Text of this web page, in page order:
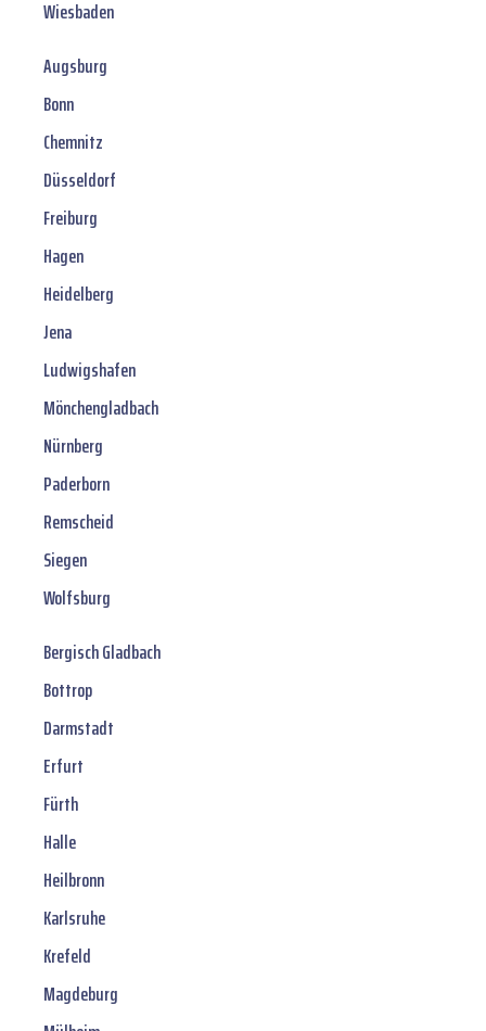
Wiesbaden
Augsburg
Bonn
Chemnitz
Düsseldorf
Freiburg
Hagen
Heidelberg
Jena
Ludwigshafen
Mönchengladbach
Nürnberg
Paderborn
Remscheid
Siegen
Wolfsburg
Bergisch Gladbach
Bottrop
Darmstadt
Erfurt
Fürth
Halle
Heilbronn
Karlsruhe
Krefeld
Magdeburg